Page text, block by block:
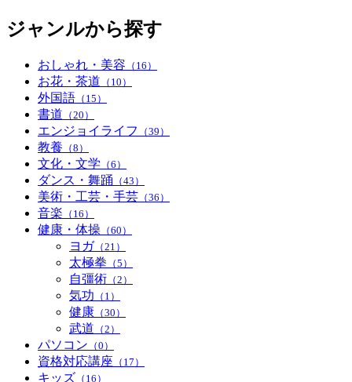
ジャンルから探す
おしゃれ・美容 （16）
お花・茶道 （10）
外国語 （15）
書道 （20）
エンジョイライフ （39）
教養 （8）
文化・文学 （6）
ダンス・舞踊 （43）
美術・工芸・手芸 （36）
音楽 （16）
健康・体操 （60）
ヨガ （21）
太極拳 （5）
自彊術 （2）
気功 （1）
健康 （30）
武道 （2）
パソコン （0）
資格対応講座 （17）
キッズ （16）